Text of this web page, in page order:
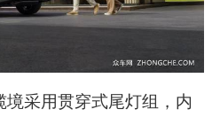
境采用贯穿式尾灯组，内